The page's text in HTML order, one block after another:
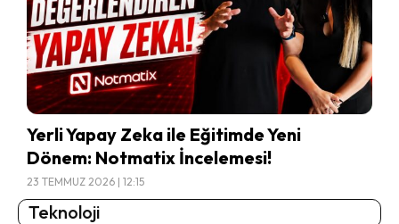
Yerli Yapay Zeka ile Eğitimde Yeni
Dönem: Notmatix İncelemesi!
23 TEMMUZ 2026 | 12:15
Teknoloji